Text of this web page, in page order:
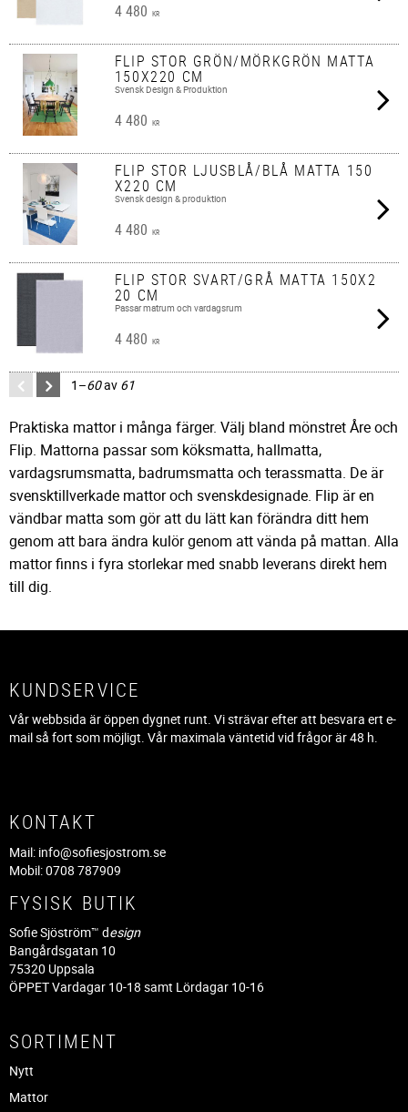
4 480 KR
FLIP STOR GRÖN/MÖRKGRÖN MATTA
150X220 CM
Svensk Design & Produktion
4 480 KR
FLIP STOR LJUSBLÅ/BLÅ MATTA 150
X220 CM
Svensk design & produktion
4 480 KR
FLIP STOR SVART/GRÅ MATTA 150X2
20 CM
Passar matrum och vardagsrum
4 480 KR
1–60av 61
Praktiska mattor i många färger. Välj bland mönstret Åre och
Flip. Mattorna passar som köksmatta, hallmatta,
vardagsrumsmatta, badrumsmatta och terassmatta. De är
svensktillverkade mattor och svenskdesignade. Flip är en
vändbar matta som gör att du lätt kan förändra ditt hem
genom att bara ändra kulör genom att vända på mattan. Alla
mattor finns i fyra storlekar med snabb leverans direkt hem
till dig.
KUNDSERVICE
Vår webbsida är öppen dygnet runt. Vi strävar efter att besvara ert e-
mail så fort som möjligt. Vår maximala väntetid vid frågor är 48 h.
KONTAKT
Mail: info@sofiesjostrom.se
Mobil: 0708 787909
FYSISK BUTIK
Sofie Sjöström™ design
Bangårdsgatan 10
75320 Uppsala
ÖPPET Vardagar 10-18 samt Lördagar 10-16
SORTIMENT
Nytt
Mattor